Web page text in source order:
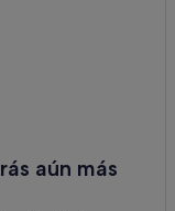
aún más